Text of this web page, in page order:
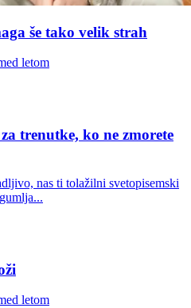
še tako velik strah
letom
trenutke, ko ne zmorete
nas ti tolažilni svetopisemski
letom